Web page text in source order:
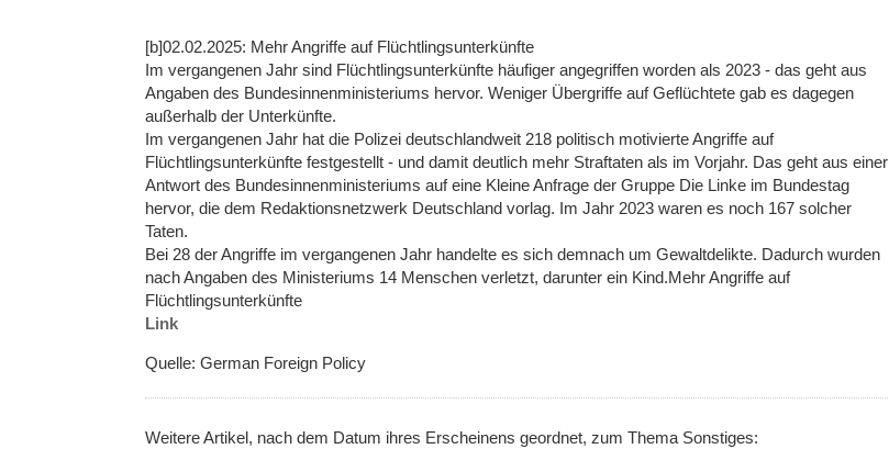
[b]02.02.2025: Mehr Angriffe auf Flüchtlingsunterkünfte
Im vergangenen Jahr sind Flüchtlingsunterkünfte häufiger angegriffen worden als 2023 - das geht aus
Angaben des Bundesinnenministeriums hervor. Weniger Übergriffe auf Geflüchtete gab es dagegen
außerhalb der Unterkünfte.
Im vergangenen Jahr hat die Polizei deutschlandweit 218 politisch motivierte Angriffe auf
Flüchtlingsunterkünfte festgestellt - und damit deutlich mehr Straftaten als im Vorjahr. Das geht aus einer
Antwort des Bundesinnenministeriums auf eine Kleine Anfrage der Gruppe Die Linke im Bundestag
hervor, die dem Redaktionsnetzwerk Deutschland vorlag. Im Jahr 2023 waren es noch 167 solcher
Taten.
Bei 28 der Angriffe im vergangenen Jahr handelte es sich demnach um Gewaltdelikte. Dadurch wurden
nach Angaben des Ministeriums 14 Menschen verletzt, darunter ein Kind.Mehr Angriffe auf
Flüchtlingsunterkünfte
Link
Quelle: German Foreign Policy
Weitere Artikel, nach dem Datum ihres Erscheinens geordnet, zum Thema Sonstiges: